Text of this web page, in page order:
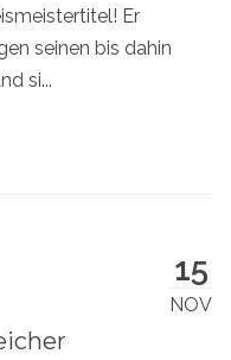
Er
seinen bis dahin
si...
15
NOV